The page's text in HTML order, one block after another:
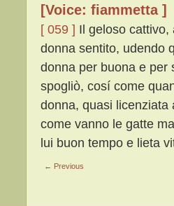
[Voice: fiammetta ]
[ 059 ] Il geloso
donna sentito, udendo
donna per buona e per
spogliò, cosí come
donna, quasi licenziata
come vanno le gatte
lui buon tempo e lieta
← Previous